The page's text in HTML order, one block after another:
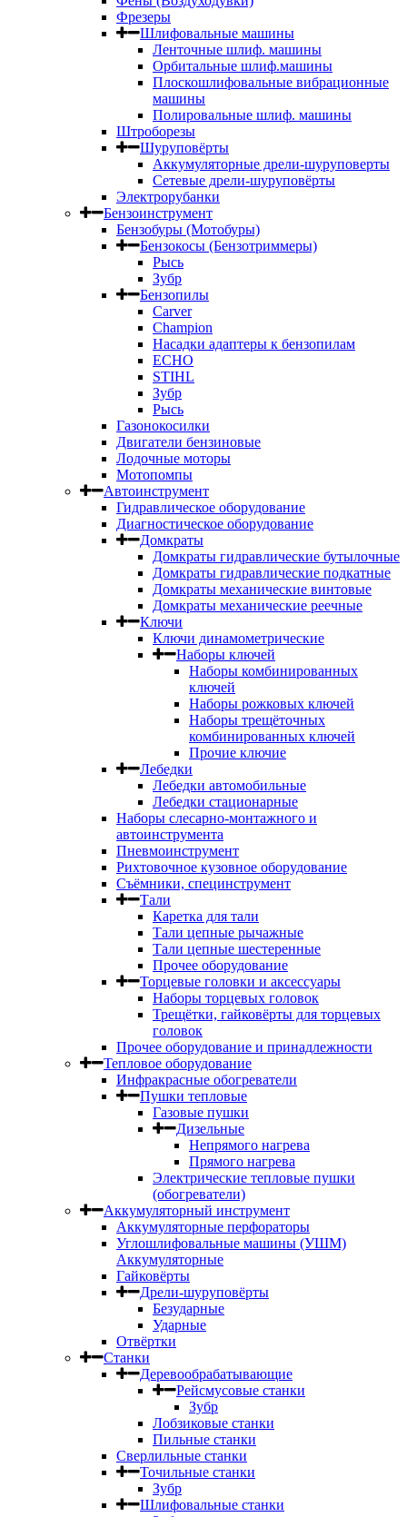
Фрезеры
Шлифовальные машины
Ленточные шлиф. машины
Орбитальные шлиф.машины
Плоскошлифовальные вибрационные
машины
Полировальные шлиф. машины
Штроборезы
Шуруповёрты
Аккумуляторные дрели-шуруповерты
Сетевые дрели-шуруповёрты
Электрорубанки
Бензоинструмент
Бензобуры (Мотобуры)
Бензокосы (Бензотриммеры)
Рысь
Зубр
Бензопилы
Carver
Champion
Насадки адаптеры к бензопилам
ECHO
STIHL
Зубр
Рысь
Газонокосилки
Двигатели бензиновые
Лодочные моторы
Мотопомпы
Автоинструмент
Гидравлическое оборудование
Диагностическое оборудование
Домкраты
Домкраты гидравлические бутылочные
Домкраты гидравлические подкатные
Домкраты механические винтовые
Домкраты механические реечные
Ключи
Ключи динамометрические
Наборы ключей
Наборы комбинированных
ключей
Наборы рожковых ключей
Наборы трещёточных
комбинированных ключей
Прочие ключие
Лебедки
Лебедки автомобильные
Лебедки стационарные
Наборы слесарно-монтажного и
автоинструмента
Пневмоинструмент
Рихтовочное кузовное оборудование
Съёмники, специнструмент
Тали
Каретка для тали
Тали цепные рычажные
Тали цепные шестеренные
Прочее оборудование
Торцевые головки и аксессуары
Наборы торцевых головок
Трещётки, гайковёрты для торцевых
головок
Прочее оборудование и принадлежности
Тепловое оборудование
Инфракрасные обогреватели
Пушки тепловые
Газовые пушки
Дизельные
Непрямого нагрева
Прямого нагрева
Электрические тепловые пушки
(обогреватели)
Аккумуляторный инструмент
Аккумуляторные перфораторы
Углошлифовальные машины (УШМ)
Аккумуляторные
Гайковёрты
Дрели-шуруповёрты
Безударные
Ударные
Отвёртки
Станки
Деревообрабатывающие
Рейсмусовые станки
Зубр
Лобзиковые станки
Пильные станки
Сверлильные станки
Точильные станки
Зубр
Шлифовальные станки